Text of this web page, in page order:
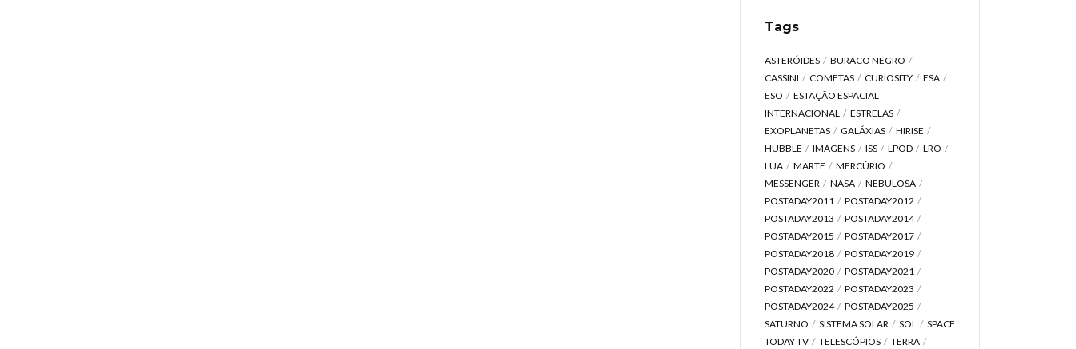
Tags
ASTERÓIDES
BURACO NEGRO
CASSINI
COMETAS CURIOSITY
ESA
ESO
ESTAÇÃO ESPACIAL
INTERNACIONAL
ESTRELAS
EXOPLANETAS
GALÁXIAS
HIRISE
HUBBLE
IMAGENS ISS LPOD
LRO
LUA
MARTE
MERCÚRIO
MESSENGER
NASA
NEBULOSA
POSTADAY2011
POSTADAY2012
POSTADAY2013
POSTADAY2014
POSTADAY2015
POSTADAY2017
POSTADAY2018
POSTADAY2019
POSTADAY2020
POSTADAY2021
POSTADAY2022
POSTADAY2023
POSTADAY2024
POSTADAY2025
SATURNO
SISTEMA SOLAR SOL
SPACE
TODAY TV
TELESCÓPIOS TERRA